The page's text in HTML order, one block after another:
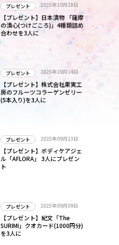
プレゼント 2025年10月28日
【プレゼント】日本漬物 「薩摩
の漬心(つけごころ)」4種類詰め
合わせを3人に
プレゼント 2025年10月14日
【プレゼント】株式会社果実工
房のフルーツコラーゲンゼリー
(5本入り)を3人に
プレゼント 2025年09月23日
【プレゼント】ボディケアジェ
ル「AFLORA」 3人にプレゼン
ト
プレゼント 2025年09月09日
【プレゼント】紀文「The
SURIMI」クオカード(1000円分)
を3人に